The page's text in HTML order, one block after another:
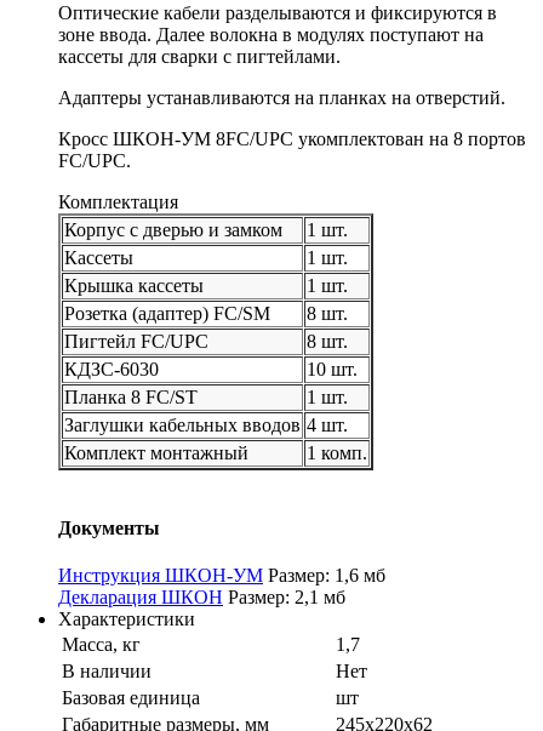
Оптические кабели разделываются и фиксируются в
зоне ввода. Далее волокна в модулях поступают на
кассеты для сварки с пигтейлами.
Адаптеры устанавливаются на планках на отверстий.
Кросс ШКОН-УМ 8FC/UPC укомплектован на 8 портов
FC/UPC.
Комплектация
Корпус с дверью и замком
1 шт.
Кассеты
1 шт.
Крышка кассеты
1 шт.
Розетка (адаптер) FC/SM
8 шт.
Пигтейл FC/UPC
8 шт.
КДЗС-6030
10 шт.
Планка 8 FC/ST
1 шт.
Заглушки кабельных вводов 4 шт.
Комплект монтажный
1 комп.
Документы
Инструкция ШКОН-УМ Размер: 1,6 мб
Декларация ШКОН Размер: 2,1 мб
Характеристики
Масса, кг
1,7
В наличии
Нет
Базовая единица
шт
Габаритные размеры, мм
245х220х62